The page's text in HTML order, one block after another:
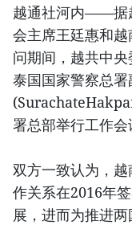
越通社河内——据
会主席王廷惠和
问期间，越共中
泰国国家警察总
署总部举行工作会
双方一致认为，
作关系在2016年
展，进而为推进